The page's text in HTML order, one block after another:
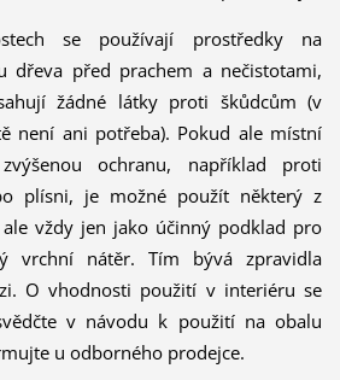
se používají prostředky na
dřeva před prachem a nečistotami,
žádné látky proti škůdcům (v
není ani potřeba). Pokud ale místní
ochranu, například proti
plísni, je možné použít některý z
vždy jen jako účinný podklad pro
vrchní nátěr. Tím bývá zpravidla
O vhodnosti použití v interiéru se
v návodu k použití na obalu
u odborného prodejce.